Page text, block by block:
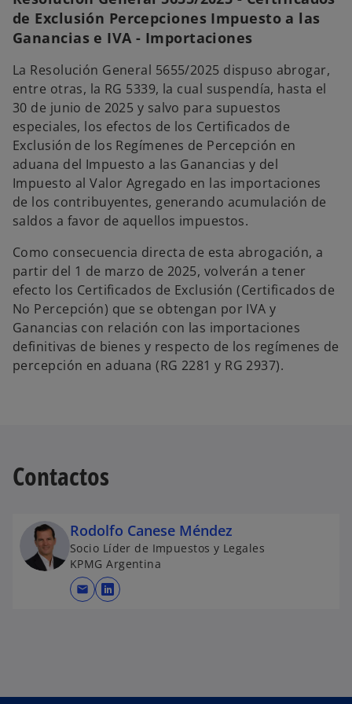
s
a
ñ
n
u
e
v
a
de Exclusión Percepciones Impuesto a las
Ganancias e IVA - Importaciones
La Resolución General 5655/2025 dispuso abrogar,
entre otras, la RG 5339, la cual suspendía, hasta el
30 de junio de 2025 y salvo para supuestos
especiales, los efectos de los Certificados de
Exclusión de los Regímenes de Percepción en
aduana del Impuesto a las Ganancias y del
Impuesto al Valor Agregado en las importaciones
de los contribuyentes, generando acumulación de
saldos a favor de aquellos impuestos.
Como consecuencia directa de esta abrogación, a
partir del 1 de marzo de 2025, volverán a tener
efecto los Certificados de Exclusión (Certificados de
No Percepción) que se obtengan por IVA y
Ganancias con relación con las importaciones
definitivas de bienes y respecto de los regímenes de
percepción en aduana (RG 2281 y RG 2937).
Contactos
Rodolfo Canese Méndez
Socio Líder de Impuestos y Legales
KPMG Argentina
mail
s